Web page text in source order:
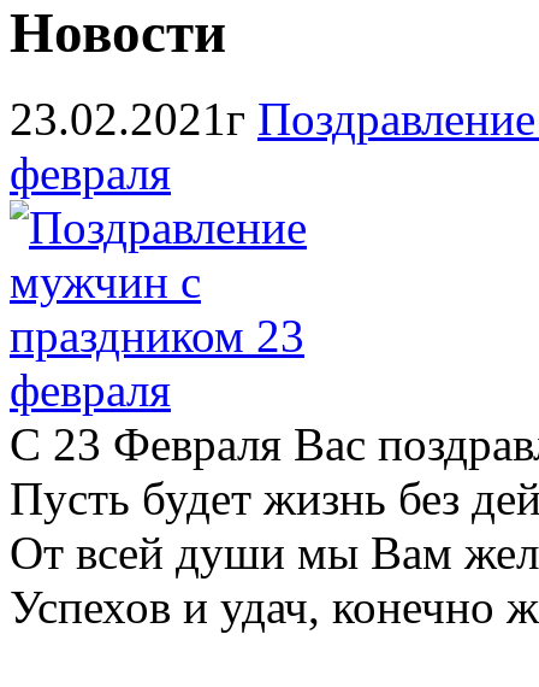
Новости
23.02.2021г
февраля
С 23 Февраля Вас
Пусть будет жизнь без
От всей души мы Вам
Успехов и удач, конечно